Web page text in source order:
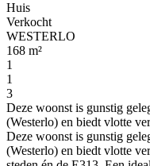
Huis
Verkocht
WESTERLO
168 m²
1
1
3
Deze woonst is gunstig
(Westerlo) en biedt vlotte
Deze woonst is gunstig
(Westerlo) en biedt vlotte